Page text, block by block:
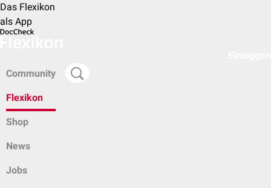
Das Flexikon
als App
Community
Flexikon
Shop
News
Jobs